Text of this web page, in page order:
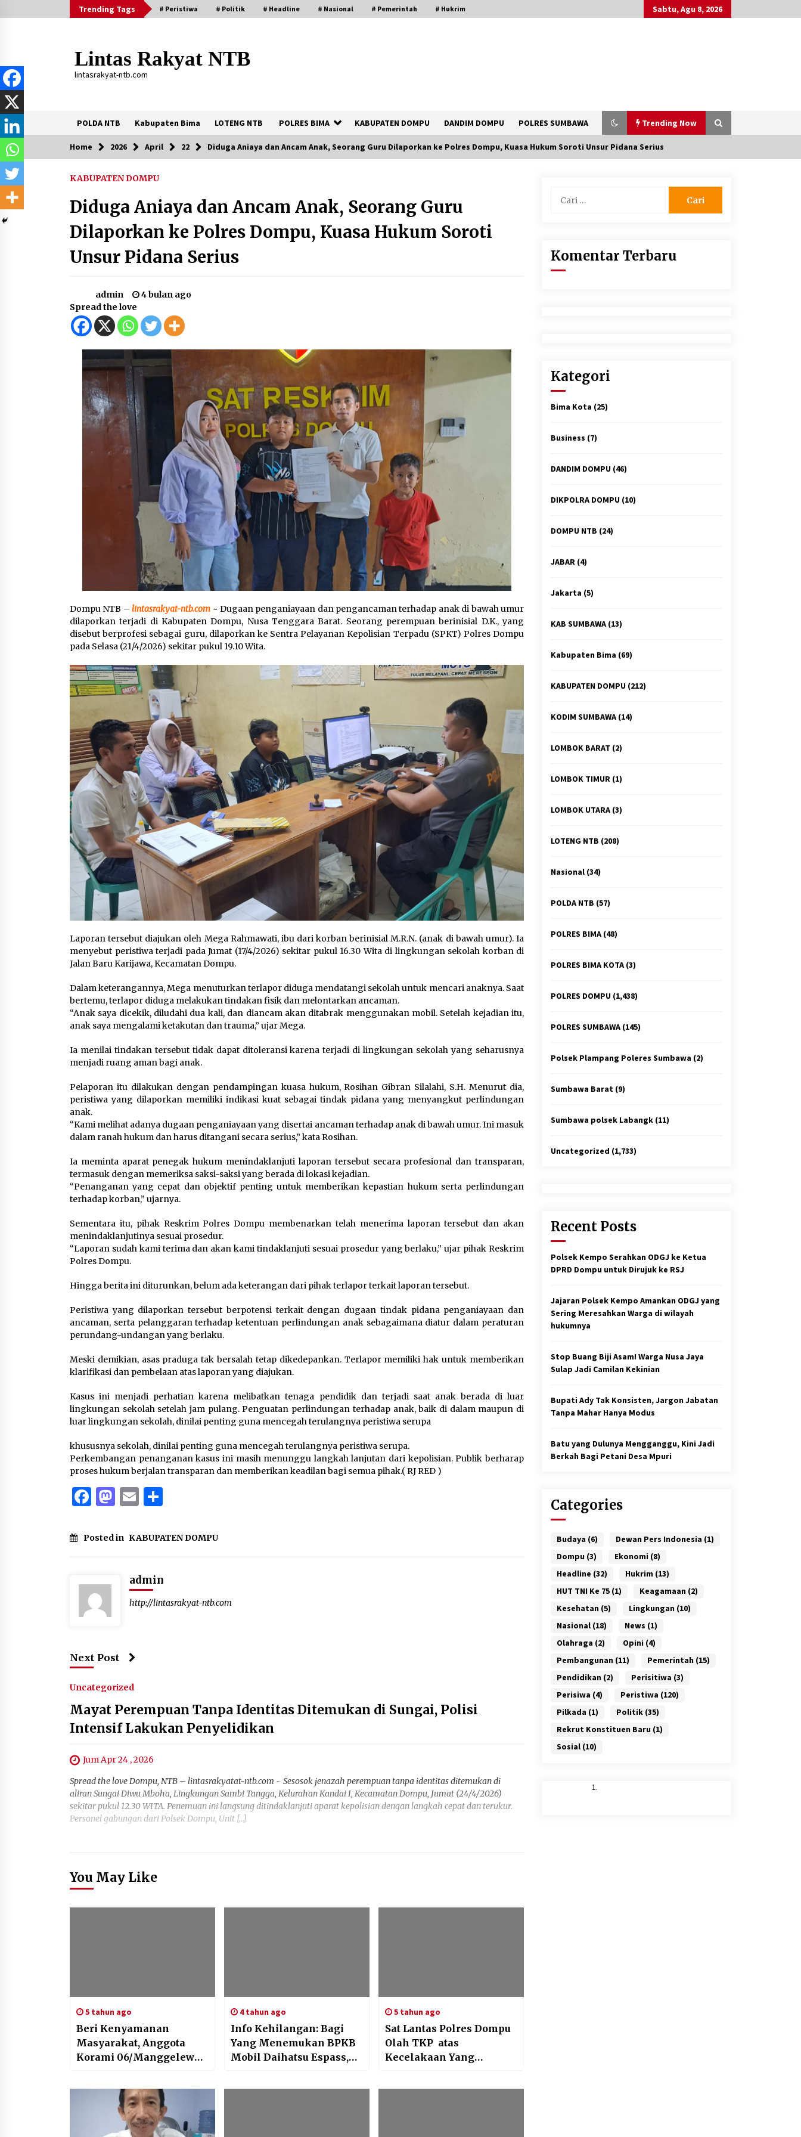
to
Trending Tags # Peristiwa # Politik # Headline # Nasional # Pemerintah # Hukrim Sabtu, Agu 8, 2026
Lintas Rakyat NTB
lintasrakyat-ntb.com
POLDA NTB Kabupaten Bima LOTENG NTB POLRES BIMA KABUPATEN DOMPU DANDIM DOMPU POLRES SUMBAWA Trending Now
Trending Now
di Dompu, Ketegangan Memuncak di
Kampung Bebas Dari Narkoba
2 tahun ago
Ketua DPRD Dompu untuk Dirujuk ke
RSJ
ODGJ yang Sering Meresahkan
Jaya Sulap Jadi Camilan Kekinian
Kini Jadi Berkah Bagi Petani Desa
Sambut Hari Anak 2026 Bertema
“21 Kambeke Anak”, Babinkamtibmas
Desa Ta’a dan Babinsa Desa Ta’a
Gelar Patroli KambekeMalam
3 minggu ago
Tim Opsnal Polsek Kempo Amankan
salah satu Terduga Curanmor yang
sempat jadi DPO selama Sepekan
3 minggu ago
Sekjen GTKN Desak Revisi
PermenPANRB Nomor 9 Tahun 2026,
Soroti Ketidakpastian Nasib PPPK
Paruh Waktu di Tengah
Keterbatasan Fiskal Daerah
4 minggu ago
Secara Humanis, Dialog dengan PT
SMS Hasilkan Kesepakatan Awal
Demi Menjaga Harkamtibmas
1 bulan ago
SATRESNARKOBA POLRES DOMPU
AMANKAN TERDUGA PELAKU
NARKOTIKA DI KECAMATAN KEMPO,
BELASAN PAKET DIDUGA SABU
DISITA
1 bulan ago
Home 2026 April 22 Diduga Aniaya dan Ancam Anak, Seorang Guru Dilaporkan ke Polres Dompu, Kuasa Hukum Soroti Unsur Pidana Serius
KABUPATEN DOMPU
Diduga Aniaya dan Ancam Anak, Seorang Guru
Dilaporkan ke Polres Dompu, Kuasa Hukum Soroti
Unsur Pidana Serius
admin
4 bulan ago
Spread the love
Dompu NTB –lintasrakyat-ntb.com ~ Dugaan penganiayaan dan pengancaman terhadap anak di bawah umur
dilaporkan terjadi di Kabupaten Dompu, Nusa Tenggara Barat. Seorang perempuan berinisial D.K., yang
disebut berprofesi sebagai guru, dilaporkan ke Sentra Pelayanan Kepolisian Terpadu (SPKT) Polres Dompu
pada Selasa (21/4/2026) sekitar pukul 19.10 Wita.
Laporan tersebut diajukan oleh Mega Rahmawati, ibu dari korban berinisial M.R.N. (anak di bawah umur). Ia
menyebut peristiwa terjadi pada Jumat (17/4/2026) sekitar pukul 16.30 Wita di lingkungan sekolah korban di
Jalan Baru Karijawa, Kecamatan Dompu.
Dalam keterangannya, Mega menuturkan terlapor diduga mendatangi sekolah untuk mencari anaknya. Saat
bertemu, terlapor diduga melakukan tindakan fisik dan melontarkan ancaman.
“Anak saya dicekik, diludahi dua kali, dan diancam akan ditabrak menggunakan mobil. Setelah kejadian itu,
anak saya mengalami ketakutan dan trauma,” ujar Mega.
Ia menilai tindakan tersebut tidak dapat ditoleransi karena terjadi di lingkungan sekolah yang seharusnya
menjadi ruang aman bagi anak.
Pelaporan itu dilakukan dengan pendampingan kuasa hukum, Rosihan Gibran Silalahi, S.H. Menurut dia,
peristiwa yang dilaporkan memiliki indikasi kuat sebagai tindak pidana yang menyangkut perlindungan
anak.
“Kami melihat adanya dugaan penganiayaan yang disertai ancaman terhadap anak di bawah umur. Ini masuk
dalam ranah hukum dan harus ditangani secara serius,” kata Rosihan.
Ia meminta aparat penegak hukum menindaklanjuti laporan tersebut secara profesional dan transparan,
termasuk dengan memeriksa saksi-saksi yang berada di lokasi kejadian.
“Penanganan yang cepat dan objektif penting untuk memberikan kepastian hukum serta perlindungan
terhadap korban,” ujarnya.
Sementara itu, pihak Reskrim Polres Dompu membenarkan telah menerima laporan tersebut dan akan
menindaklanjutinya sesuai prosedur.
“Laporan sudah kami terima dan akan kami tindaklanjuti sesuai prosedur yang berlaku,” ujar pihak Reskrim
Polres Dompu.
Hingga berita ini diturunkan, belum ada keterangan dari pihak terlapor terkait laporan tersebut.
Peristiwa yang dilaporkan tersebut berpotensi terkait dengan dugaan tindak pidana penganiayaan dan
ancaman, serta pelanggaran terhadap ketentuan perlindungan anak sebagaimana diatur dalam peraturan
perundang-undangan yang berlaku.
Meski demikian, asas praduga tak bersalah tetap dikedepankan. Terlapor memiliki hak untuk memberikan
klarifikasi dan pembelaan atas laporan yang diajukan.
Kasus ini menjadi perhatian karena melibatkan tenaga pendidik dan terjadi saat anak berada di luar
lingkungan sekolah setelah jam pulang. Penguatan perlindungan terhadap anak, baik di dalam maupun di
luar lingkungan sekolah, dinilai penting guna mencegah terulangnya peristiwa serupa
khususnya sekolah, dinilai penting guna mencegah terulangnya peristiwa serupa.
Perkembangan penanganan kasus ini masih menunggu langkah lanjutan dari kepolisian. Publik berharap
proses hukum berjalan transparan dan memberikan keadilan bagi semua pihak.( RJ RED )
Facebook
Mastodon
Email
Posted in KABUPATEN DOMPU
admin
http://lintasrakyat-ntb.com
Next Post
Uncategorized
Mayat Perempuan Tanpa Identitas Ditemukan di Sungai, Polisi
Intensif Lakukan Penyelidikan
Jum Apr 24 , 2026
Spread the love Dompu, NTB – lintasrakyatat-ntb.com ~ Sesosok jenazah perempuan tanpa identitas ditemukan di
aliran Sungai Diwu Mboha, Lingkungan Sambi Tangga, Kelurahan Kandai I, Kecamatan Dompu, Jumat (24/4/2026)
sekitar pukul 12.30 WITA. Penemuan ini langsung ditindaklanjuti aparat kepolisian dengan langkah cepat dan terukur.
Personel gabungan dari Polsek Dompu, Unit […]
You May Like
5 tahun ago
Beri Kenyamanan
Masyarakat, Anggota
Korami 06/Manggelewa
4 tahun ago
Info Kehilangan: Bagi
Yang Menemukan BPKB
Mobil Daihatsu Espass,
5 tahun ago
Sat Lantas Polres Dompu
Olah TKP atas
Kecelakaan Yang
untuk:
Komentar Terbaru
Kategori
Bima Kota (25)
Business (7)
DANDIM DOMPU (46)
DIKPOLRA DOMPU (10)
DOMPU NTB (24)
JABAR (4)
Jakarta (5)
KAB SUMBAWA (13)
Kabupaten Bima (69)
KABUPATEN DOMPU (212)
KODIM SUMBAWA (14)
LOMBOK BARAT (2)
LOMBOK TIMUR (1)
LOMBOK UTARA (3)
LOTENG NTB (208)
Nasional (34)
POLDA NTB (57)
POLRES BIMA (48)
POLRES BIMA KOTA (3)
POLRES DOMPU (1,438)
POLRES SUMBAWA (145)
Polsek Plampang Poleres Sumbawa (2)
Sumbawa Barat (9)
Sumbawa polsek Labangk (11)
Uncategorized (1,733)
Recent Posts
Polsek Kempo Serahkan ODGJ ke Ketua
DPRD Dompu untuk Dirujuk ke RSJ
Jajaran Polsek Kempo Amankan ODGJ yang
Sering Meresahkan Warga di wilayah
hukumnya
Stop Buang Biji Asam! Warga Nusa Jaya
Sulap Jadi Camilan Kekinian
Bupati Ady Tak Konsisten, Jargon Jabatan
Tanpa Mahar Hanya Modus
Batu yang Dulunya Mengganggu, Kini Jadi
Berkah Bagi Petani Desa Mpuri
Categories
Budaya (6) Dewan Pers Indonesia (1)
Dompu (3) Ekonomi (8)
Headline (32) Hukrim (13)
HUT TNI Ke 75 (1) Keagamaan (2)
Kesehatan (5) Lingkungan (10)
Nasional (18) News (1)
Olahraga (2) Opini (4)
Pembangunan (11) Pemerintah (15)
Pendidikan (2) Perisitiwa (3)
Perisiwa (4) Peristiwa (120)
Pilkada (1) Politik (35)
Rekrut Konstituen Baru (1)
Sosial (10)